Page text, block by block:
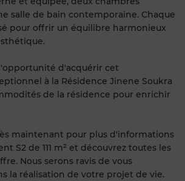
salle de bain contemporaine. Chaque
pour offrir un équilibre harmonieux
d'acquérir cet
à la Résidence Jinene Soukra
de la résidence pour enrichir
maintenant pour plus d'informations
S2 de 111 m² et découvrez toutes les
Nous serons ravis de vous
la réalisation de votre projet de vie.